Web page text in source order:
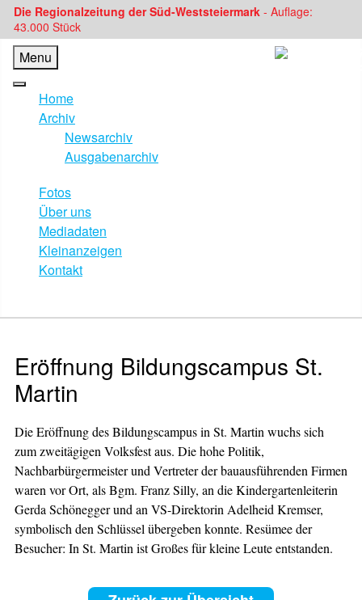
Die Regionalzeitung der Süd-Weststeiermark - Auflage:
43.000 Stück
Menu
Home
Archiv
Newsarchiv
Ausgabenarchiv
Fotos
Über uns
Mediadaten
Kleinanzeigen
Kontakt
Eröffnung Bildungscampus St.
Martin
Die Eröffnung des Bildungscampus in St. Martin wuchs sich
zum zweitägigen Volksfest aus. Die hohe Politik,
Nachbarbürgermeister und Vertreter der bauausführenden Firmen
waren vor Ort, als Bgm. Franz Silly, an die Kindergartenleiterin
Gerda Schönegger und an VS-Direktorin Adelheid Kremser,
symbolisch den Schlüssel übergeben konnte. Resümee der
Besucher: In St. Martin ist Großes für kleine Leute entstanden.